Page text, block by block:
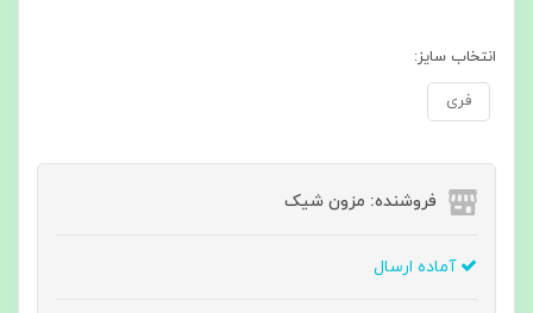
انتخاب سایز:
فری
فروشنده: مزون شیک
آماده ارسال